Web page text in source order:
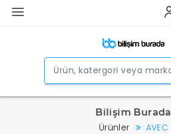
Bilişim Burada
Ürünler AVEC